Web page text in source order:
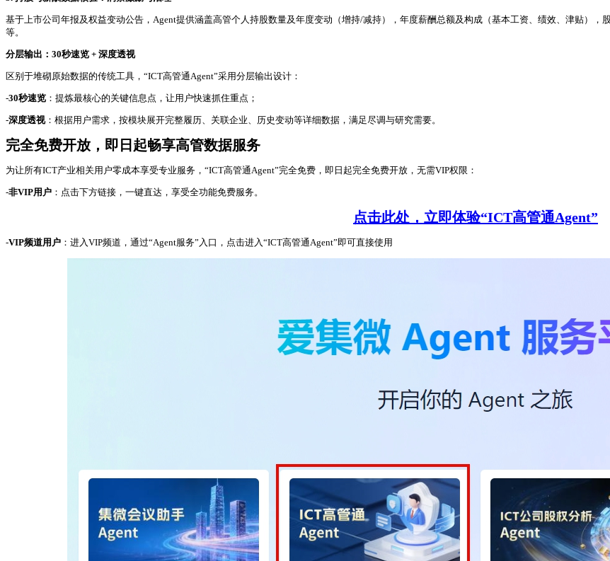
基于上市公司年报及权益变动公告，Agent提供涵盖高管个人持股数量及年度变动（增持/减持），年度薪酬总额及构成（基本工资、绩效、津贴），
等。
分层输出：30秒速览 + 深度透视
区别于堆砌原始数据的传统工具，“ICT高管通Agent”采用分层输出设计：
-30秒速览 ：提炼最核心的关键信息点，让用户快速抓住重点；
-深度透视：根据用户需求，按模块展开完整履历、关联企业、历史变动等详细数据，满足尽调与研究需要。
完全免费开放，即日起畅享高管数据服务
为让所有ICT产业相关用户零成本享受专业服务，“ICT高管通Agent”完全免费，即日起完全免费开放，无需VIP权限：
-非VIP用户 ：点击下方链接，一键直达，享受全功能免费服务。
点击此处，立即体验“ICT高管通Agent”
-VIP频道用户 ：进入VIP频道，通过“Agent服务”入口，点击进入“ICT高管通Agent”即可直接使用